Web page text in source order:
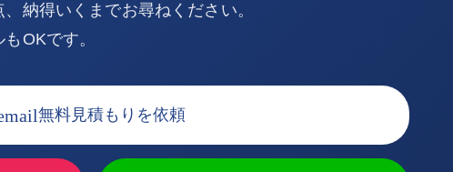
納得いくまでお尋ねください。
OKです。
無料見積もりを依頼